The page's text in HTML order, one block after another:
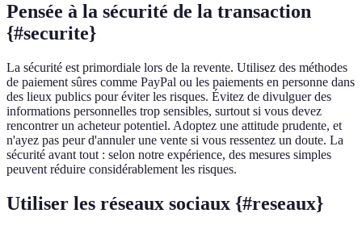
Pensée à la sécurité de la transaction
{#securite}
La sécurité est primordiale lors de la revente. Utilisez des méthodes
de paiement sûres comme PayPal ou les paiements en personne dans
des lieux publics pour éviter les risques. Évitez de divulguer des
informations personnelles trop sensibles, surtout si vous devez
rencontrer un acheteur potentiel. Adoptez une attitude prudente, et
n'ayez pas peur d'annuler une vente si vous ressentez un doute. La
sécurité avant tout : selon notre expérience, des mesures simples
peuvent réduire considérablement les risques.
Utiliser les réseaux sociaux {#reseaux}